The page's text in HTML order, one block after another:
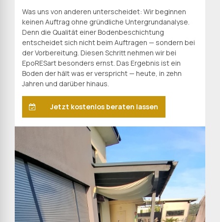
Was uns von anderen unterscheidet: Wir beginnen
keinen Auftrag ohne gründliche Untergrundanalyse.
Denn die Qualität einer Bodenbeschichtung
entscheidet sich nicht beim Auftragen — sondern bei
der Vorbereitung. Diesen Schritt nehmen wir bei
EpoRESart besonders ernst. Das Ergebnis ist ein
Boden der hält was er verspricht — heute, in zehn
Jahren und darüber hinaus.
Jetzt kostenlos beraten lassen